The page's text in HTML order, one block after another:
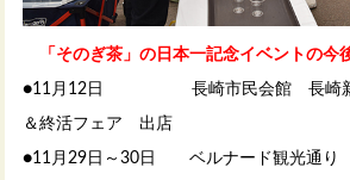
「そのぎ茶」の日本一記念イベントの今
●11月12日 長崎市民会館 長崎新聞
＆終活フェア 出店
●11月29日～30日 ベルナード観光通り